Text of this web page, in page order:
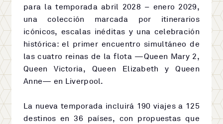
para la temporada abril 2028 – enero 2029,
una colección marcada por itinerarios
icónicos, escalas inéditas y una celebración
histórica: el primer encuentro simultáneo de
las cuatro reinas de la flota —Queen Mary 2,
Queen Victoria, Queen Elizabeth y Queen
Anne— en Liverpool.
La nueva temporada incluirá 190 viajes a 125
destinos en 36 países, con propuestas que